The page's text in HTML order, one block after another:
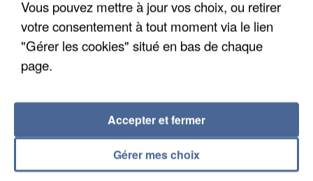
UNE TOURISTE DE L’OISE EMPORTÉE PAR UNE
COULÉE DE BOUE EN HAUTE-SAVOIE
Vous pouvez mettre à jour vos choix, ou retirer
votre consentement à tout moment via le lien
"Gérer les cookies" situé en bas de chaque
page.
Gérer mes choix
Accepter et fermer